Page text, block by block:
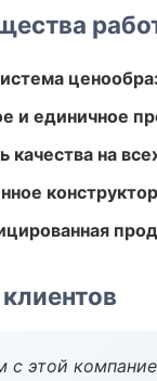
и единичное
качества на
с этой